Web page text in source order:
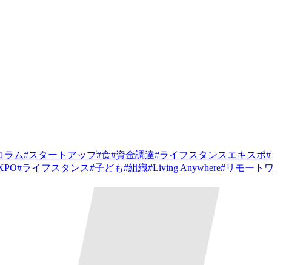
ラム#スタートアップ#食#資金調達#ライフスタンスエキスポ#
#ライフスタンス#子ども#組織#Living Anywhere#リモートワ